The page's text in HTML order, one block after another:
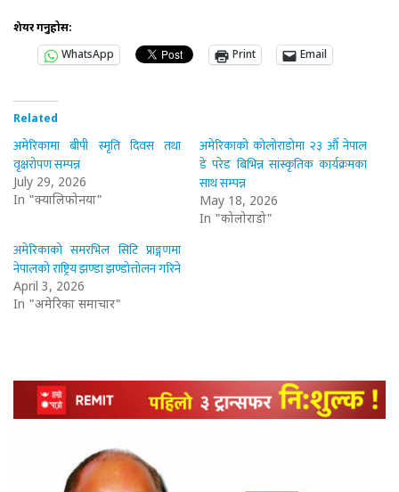
शेयर गर्नुहोस:
WhatsApp
Print Email
Related
अमेरिकामा बीपी स्मृति दिवस तथा
वृक्षरोपण सम्पन्न
July 29, 2026
In "क्यालिफोर्निया"
अमेरिकाको कोलोराडोमा २३ औँ नेपाल
डे परेड बिभिन्न सांस्कृतिक कार्यक्रमका
साथ सम्पन्न
May 18, 2026
In "कोलोराडो"
अमेरिकाको समरभिल सिटि प्राङ्गणमा
नेपालको राष्ट्रिय झण्डा झण्डोत्तोलन गरिने
April 3, 2026
In "अमेरिका समाचार"